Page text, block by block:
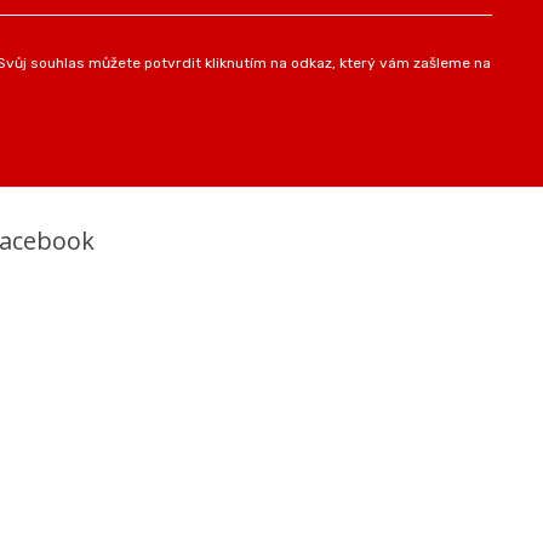
souhlas můžete potvrdit kliknutím na odkaz, který vám zašleme na